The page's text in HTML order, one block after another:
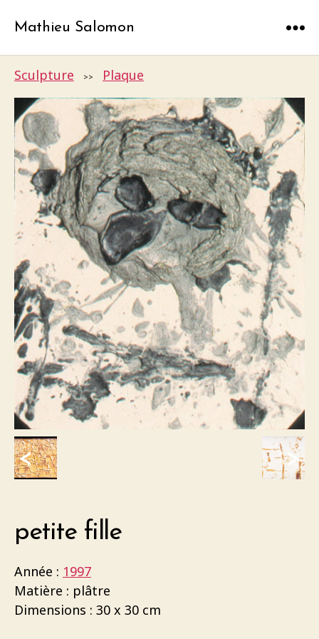
Mathieu Salomon
Sculpture >> Plaque
< >
petite fille
Année : 1997
Matière : plâtre
Dimensions : 30 x 30 cm